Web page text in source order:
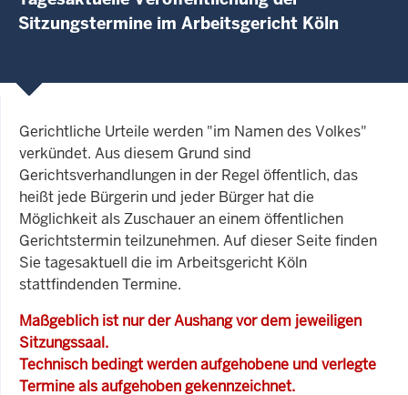
Sitzungstermine im Arbeitsgericht Köln
Gerichtliche Urteile werden "im Namen des Volkes"
verkündet. Aus diesem Grund sind
Gerichtsverhandlungen in der Regel öffentlich, das
heißt jede Bürgerin und jeder Bürger hat die
Möglichkeit als Zuschauer an einem öffentlichen
Gerichtstermin teilzunehmen. Auf dieser Seite finden
Sie tagesaktuell die im Arbeitsgericht Köln
stattfindenden Termine.
Maßgeblich ist nur der Aushang vor dem jeweiligen
Sitzungssaal.
Technisch bedingt werden aufgehobene und verlegte
Termine als aufgehoben gekennzeichnet.